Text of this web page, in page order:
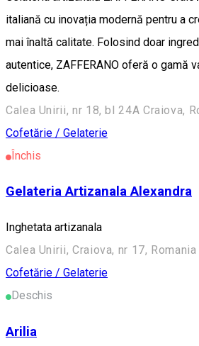
italiană cu inovația modernă pentru a
mai înaltă calitate. Folosind doar
autentice, ZAFFERANO oferă o gamă
delicioase.
Calea Unirii, nr 18, bl 24A Craiova,
Cofetărie / Gelaterie
Închis
Gelateria Artizanala Alexandra
Inghetata artizanala
Calea Unirii, Craiova, nr 17, Romania
Cofetărie / Gelaterie
Deschis
Arilia